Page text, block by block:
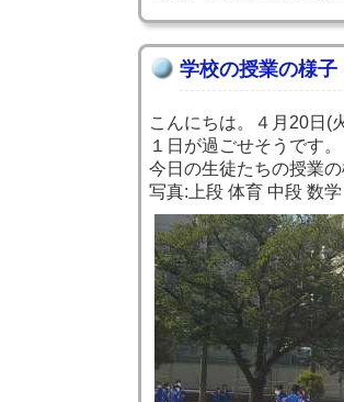
学校の授業の様子
こんにちは。４月20日(
１日が過ごせそうです。
今日の生徒たちの授業
写真:上段 体育 中段 数